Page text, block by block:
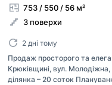
753 / 550 / 56 м²
3 поверхи
2 дні тому
Продаж простoрого та
Крюківщині, вул.
ділянка – 20 соток